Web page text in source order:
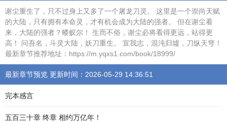
谢尘重生了，只不过身上又多了一个屠龙刀灵。 这里是一个崇尚天赋
的大陆，只有拥有本命灵，才有机会成为大陆的强者。 但在谢尘看
来，大陆的强者？蝼蚁尔！ 生而不俗，谢尘必将看得更远，站得更
高！ 问吾名，斗灵大陆，妖刀重生。 宣我志，混沌归墟，刀纵天穹！
最新章节推荐地址：https://m.yqxs1.com/book/18999/
最新章节预览 更新时间：2026-05-29 14:36:51
完本感言
五百三十章 终章 相约万亿年！